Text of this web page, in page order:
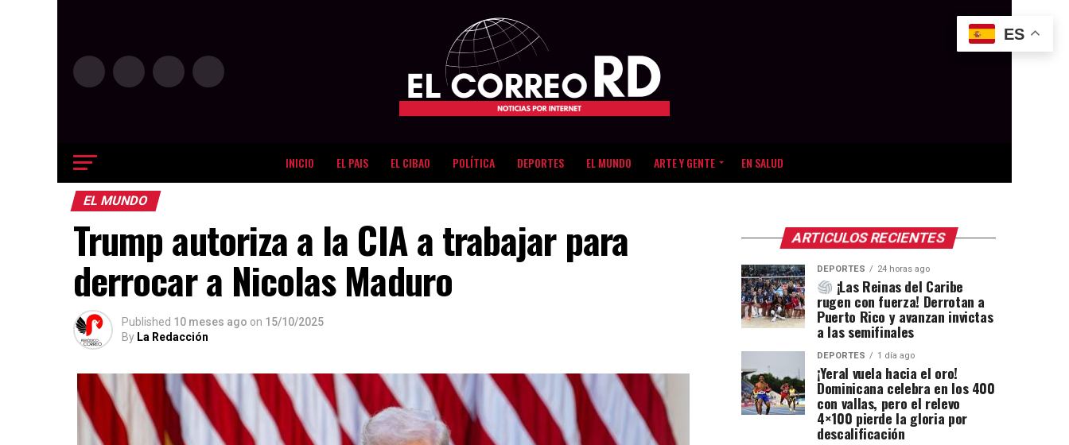
INICIO EL PAIS EL CIBAO POLÍTICA DEPORTES EL MUNDO ARTE Y GENTE EN SALUD
EL MUNDO
Trump autoriza a la CIA a trabajar para
derrocar a Nicolas Maduro
Published 10 meses ago on 15/10/2025
By La Redacción
ARTICULOS RECIENTES
DEPORTES 24 horas ago
¡Las Reinas del Caribe
rugen con fuerza! Derrotan a
Puerto Rico y avanzan invictas
a las semifinales
DEPORTES 1 día ago
¡Yeral vuela hacia el oro!
Dominicana celebra en los 400
con vallas, pero el relevo
4×100 pierde la gloria por
descalificación
ES